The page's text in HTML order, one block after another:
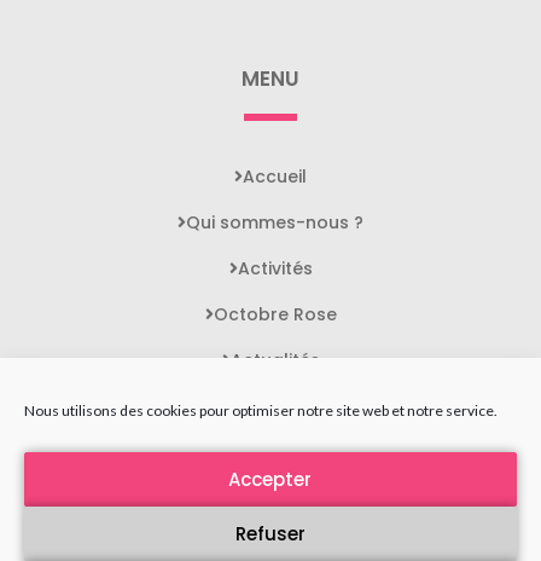
Nous utilisons des cookies pour optimiser notre site web et notre service.
Accepter
Refuser
MENU
Accueil
Qui sommes-nous ?
Activités
Octobre Rose
Actualités
Contact
STATUTS DE L'ASSOCIATION
POLITIQUE DE CONFIDENTIALITÉ